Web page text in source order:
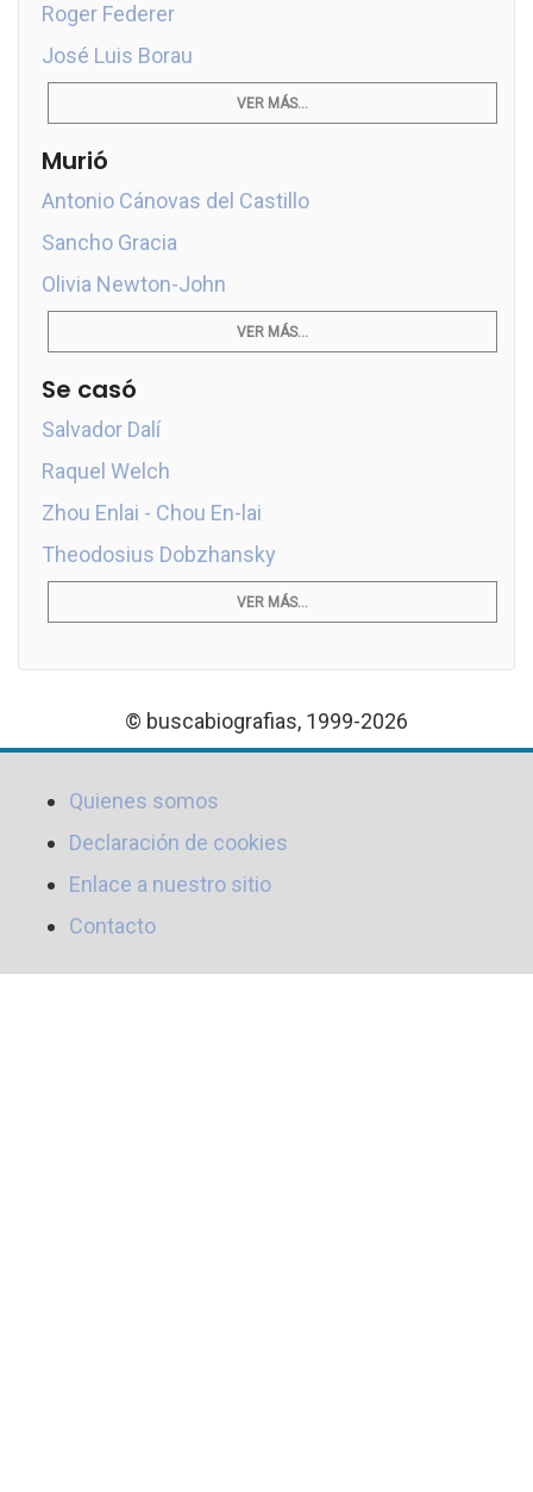
Roger Federer
José Luis Borau
VER MÁS...
Murió
Antonio Cánovas del Castillo
Sancho Gracia
Olivia Newton-John
VER MÁS...
Se casó
Salvador Dalí
Raquel Welch
Zhou Enlai - Chou En-lai
Theodosius Dobzhansky
VER MÁS...
© buscabiografias, 1999-2026
Quienes somos
Declaración de cookies
Enlace a nuestro sitio
Contacto